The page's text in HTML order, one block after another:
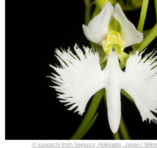
© sunoochi from Sapporo, Hokkaido, Japan /